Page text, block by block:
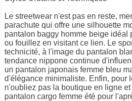
Le streetwear n'est pas en reste,
parachute qui offre une silhouette
pantalon baggy homme beige idéal
ou fouillez en visitant ce lien. Le
technicité, à l'image du pantalon
tendance nippone continue
un pantalon japonais femme bleu
d'élégance minimaliste. Enfin, pour
n'oubliez pas la boutique en ligne
pantalon cargo femme été pour